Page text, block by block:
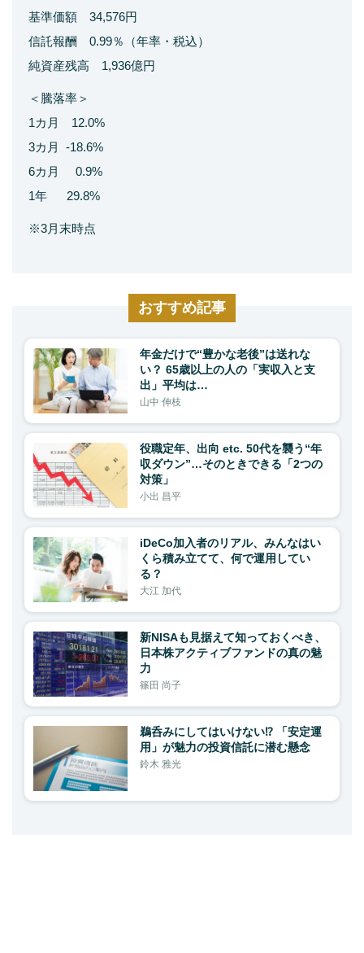
基準価額 34,576円
信託報酬 0.99％（年率・税込）
純資産残高 1,936億円
＜騰落率＞
1カ月 12.0%
3カ月 -18.6%
6カ月 0.9%
1年 29.8%
※3月末時点
おすすめ記事
年金だけで“豊かな老後”は送れな
い？ 65歳以上の人の「実収入と支
出」平均は…
山中 伸枝
役職定年、出向 etc. 50代を襲う“年
収ダウン”…そのときできる「2つの
対策」
小出 昌平
iDeCo加入者のリアル、みんなはい
くら積み立てて、何で運用してい
る？
大江 加代
新NISAも見据えて知っておくべき、
日本株アクティブファンドの真の魅
力
篠田 尚子
鵜呑みにしてはいけない⁉ 「安定運
用」が魅力の投資信託に潜む懸念
鈴木 雅光